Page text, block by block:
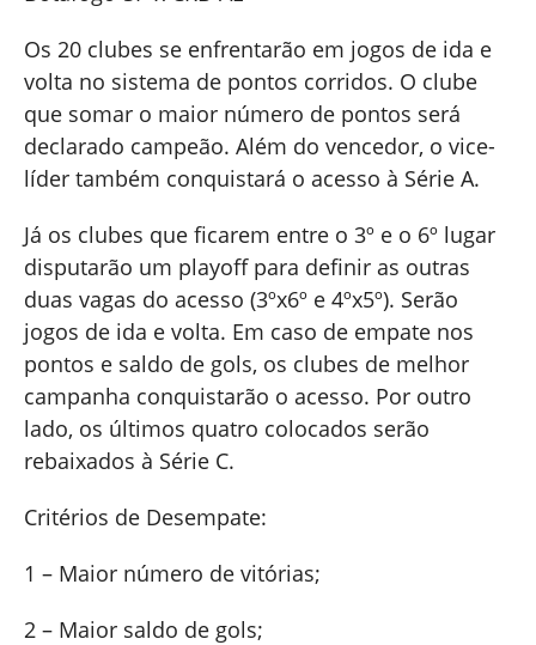
Os 20 clubes se enfrentarão em jogos de ida e
volta no sistema de pontos corridos. O clube
que somar o maior número de pontos será
declarado campeão. Além do vencedor, o vice-
líder também conquistará o acesso à Série A.
Já os clubes que ficarem entre o 3º e o 6º lugar
disputarão um playoff para definir as outras
duas vagas do acesso (3ºx6º e 4ºx5º). Serão
jogos de ida e volta. Em caso de empate nos
pontos e saldo de gols, os clubes de melhor
campanha conquistarão o acesso. Por outro
lado, os últimos quatro colocados serão
rebaixados à Série C.
Critérios de Desempate:
1 – Maior número de vitórias;
2 – Maior saldo de gols;